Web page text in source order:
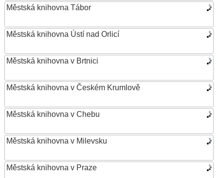
Městská knihovna Tábor
Městská knihovna Ústí nad Orlicí
Městská knihovna v Brtnici
Městská knihovna v Českém Krumlově
Městská knihovna v Chebu
Městská knihovna v Milevsku
Městská knihovna v Praze